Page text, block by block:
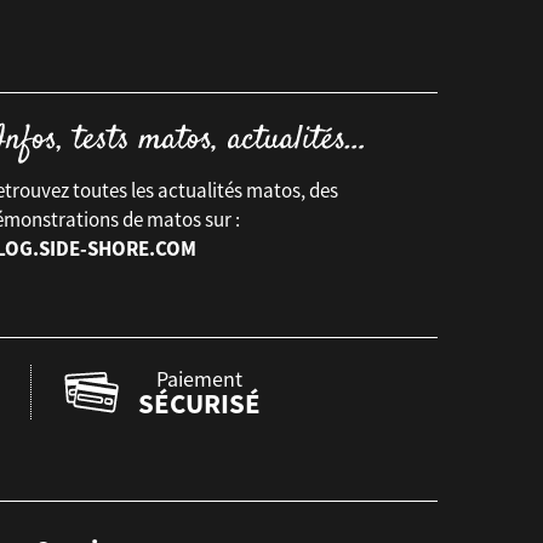
toutes les actualités matos, des
de matos sur :
SHORE.COM
Paiement
SÉCURISÉ